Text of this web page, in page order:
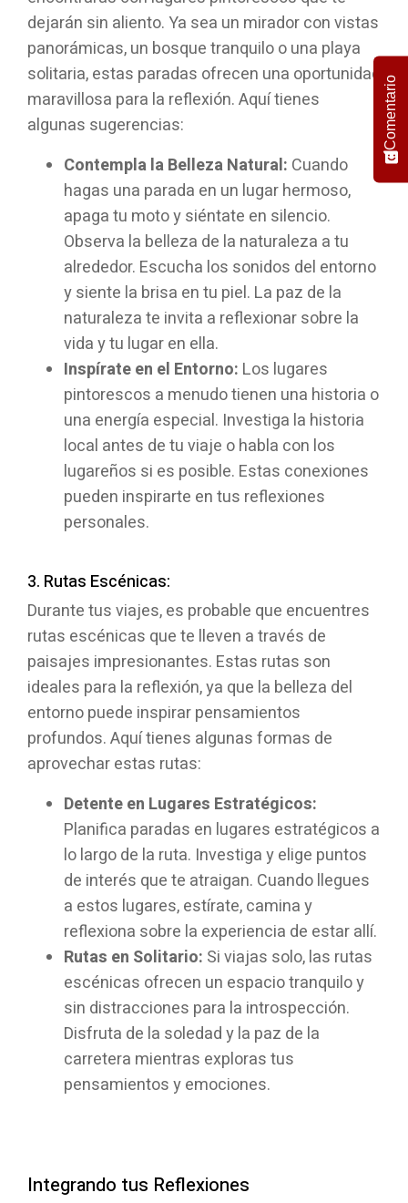
dejarán sin aliento. Ya sea un mirador con vistas
panorámicas, un bosque tranquilo o una playa
solitaria, estas paradas ofrecen una oportunidad
maravillosa para la reflexión. Aquí tienes
algunas sugerencias:
Contempla la Belleza Natural: Cuando
hagas una parada en un lugar hermoso,
apaga tu moto y siéntate en silencio.
Observa la belleza de la naturaleza a tu
alrededor. Escucha los sonidos del entorno
y siente la brisa en tu piel. La paz de la
naturaleza te invita a reflexionar sobre la
vida y tu lugar en ella.
Inspírate en el Entorno: Los lugares
pintorescos a menudo tienen una historia o
una energía especial. Investiga la historia
local antes de tu viaje o habla con los
lugareños si es posible. Estas conexiones
pueden inspirarte en tus reflexiones
personales.
3. Rutas Escénicas:
Durante tus viajes, es probable que encuentres
rutas escénicas que te lleven a través de
paisajes impresionantes. Estas rutas son
ideales para la reflexión, ya que la belleza del
entorno puede inspirar pensamientos
profundos. Aquí tienes algunas formas de
aprovechar estas rutas:
Detente en Lugares Estratégicos:
Planifica paradas en lugares estratégicos a
lo largo de la ruta. Investiga y elige puntos
de interés que te atraigan. Cuando llegues
a estos lugares, estírate, camina y
reflexiona sobre la experiencia de estar allí.
Rutas en Solitario: Si viajas solo, las rutas
escénicas ofrecen un espacio tranquilo y
sin distracciones para la introspección.
Disfruta de la soledad y la paz de la
carretera mientras exploras tus
pensamientos y emociones.
Integrando tus Reflexiones
Comentario